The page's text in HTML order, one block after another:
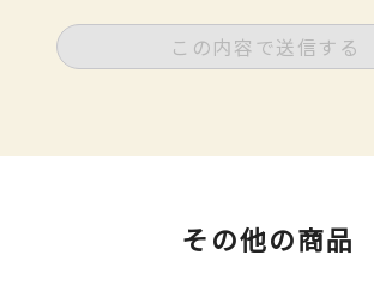
この内容で送信する
その他の商品